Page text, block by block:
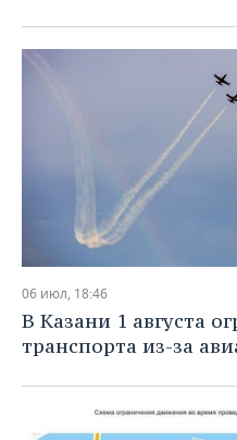
06 июл, 18:46
В Казани 1 августа
транспорта из-за